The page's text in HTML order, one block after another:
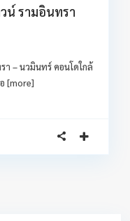
น์ รามอินทรา
– นวมินทร์ คอนโดใกล้
[more]